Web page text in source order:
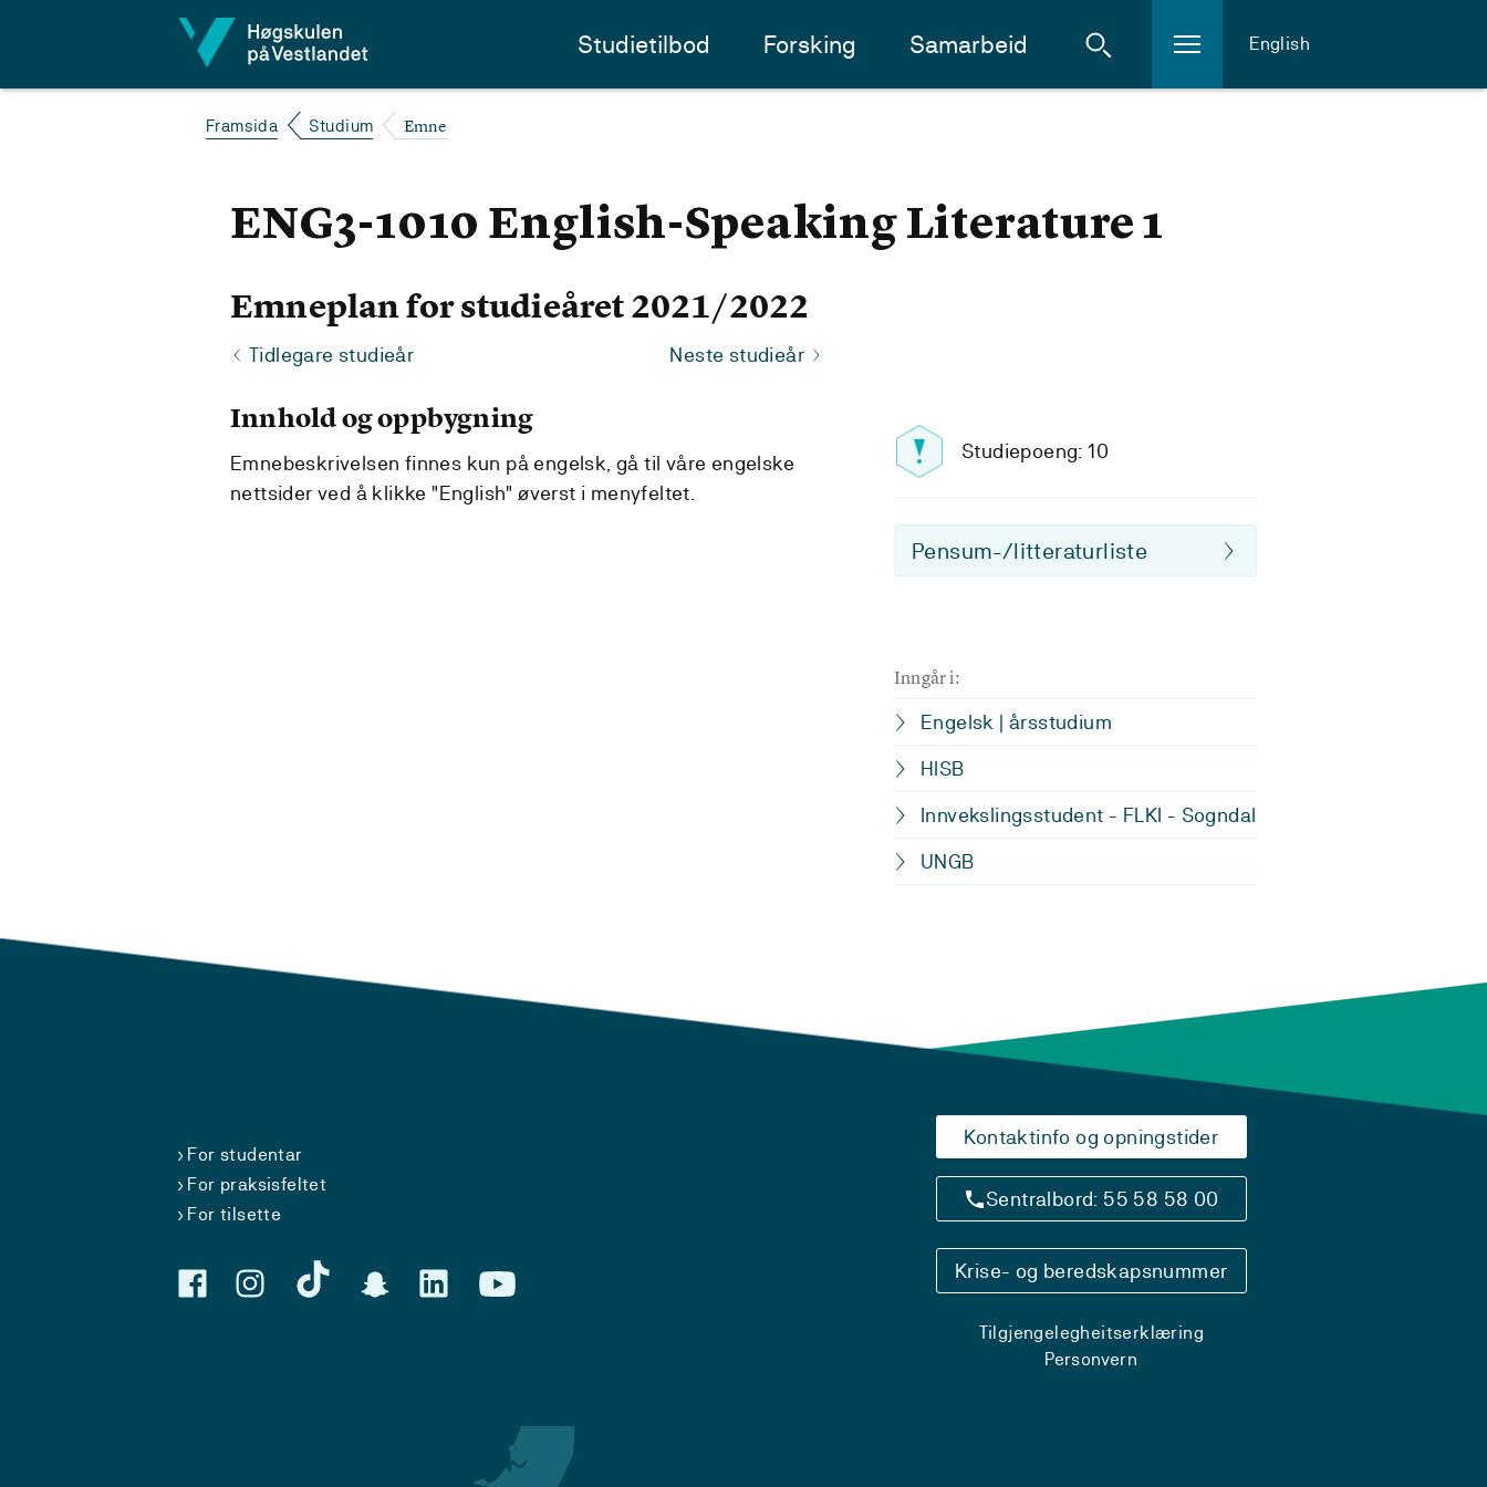
Studietilbod Forsking Samarbeid English
Framsida Studium Emne
ENG3-1010 English-Speaking Literature 1
Emneplan for studieåret 2021/2022
Tidlegare studieår Neste studieår
Studiepoeng: 10
Pensum-/litteraturliste
Inngår i:
Engelsk | årsstudium
HISB
Innvekslingsstudent - FLKI - Sogndal
UNGB
Innhold og oppbygning
Emnebeskrivelsen finnes kun på engelsk, gå til våre engelske
nettsider ved å klikke "English" øverst i menyfeltet.
For studentar
For praksisfeltet
For tilsette
Kontaktinfo og opningstider
Sentralbord: 55 58 58 00
Krise- og beredskapsnummer
Tilgjengelegheitserklæring
Personvern